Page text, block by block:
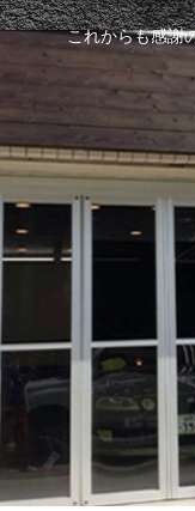
ブログサンプル5
2022.02.04
ブログサンプル5
2022.02.04
これからも感謝